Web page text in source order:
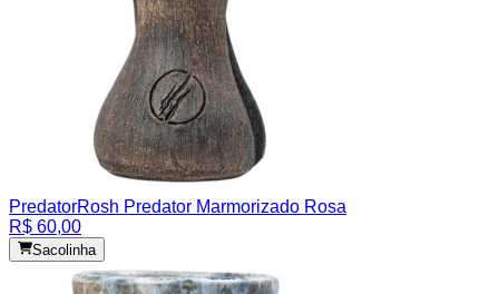
PredatorRosh Predator Marmorizado Rosa
R$ 60,00
Sacolinha